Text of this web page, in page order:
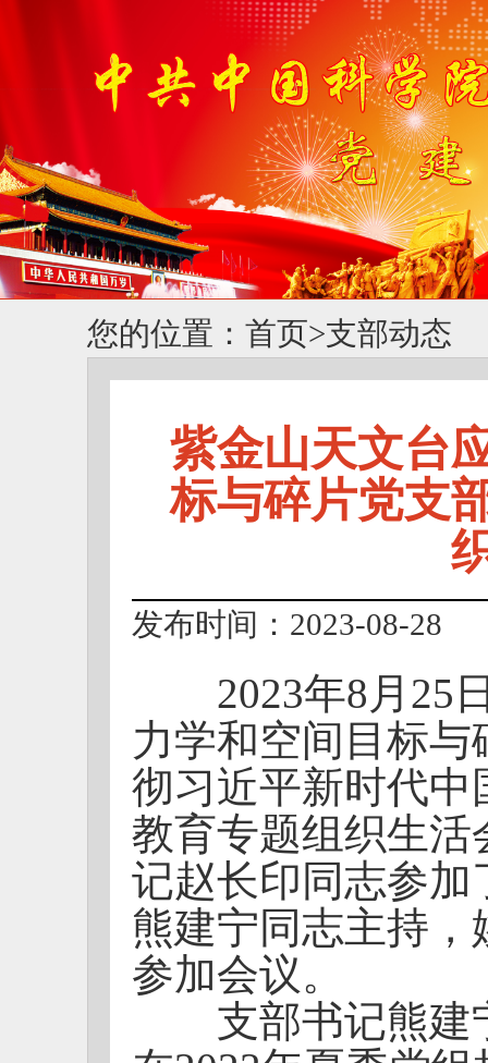
您的位置： 首页>支部动态
紫金山天文台
标与碎片党支
发布时间：2023-08-28
2023年8月25日
力学和空间目标
彻习近平新时代
教育专题组织生
记赵长印同志参
熊建宁同志主持
参加会议。
支部书记熊建